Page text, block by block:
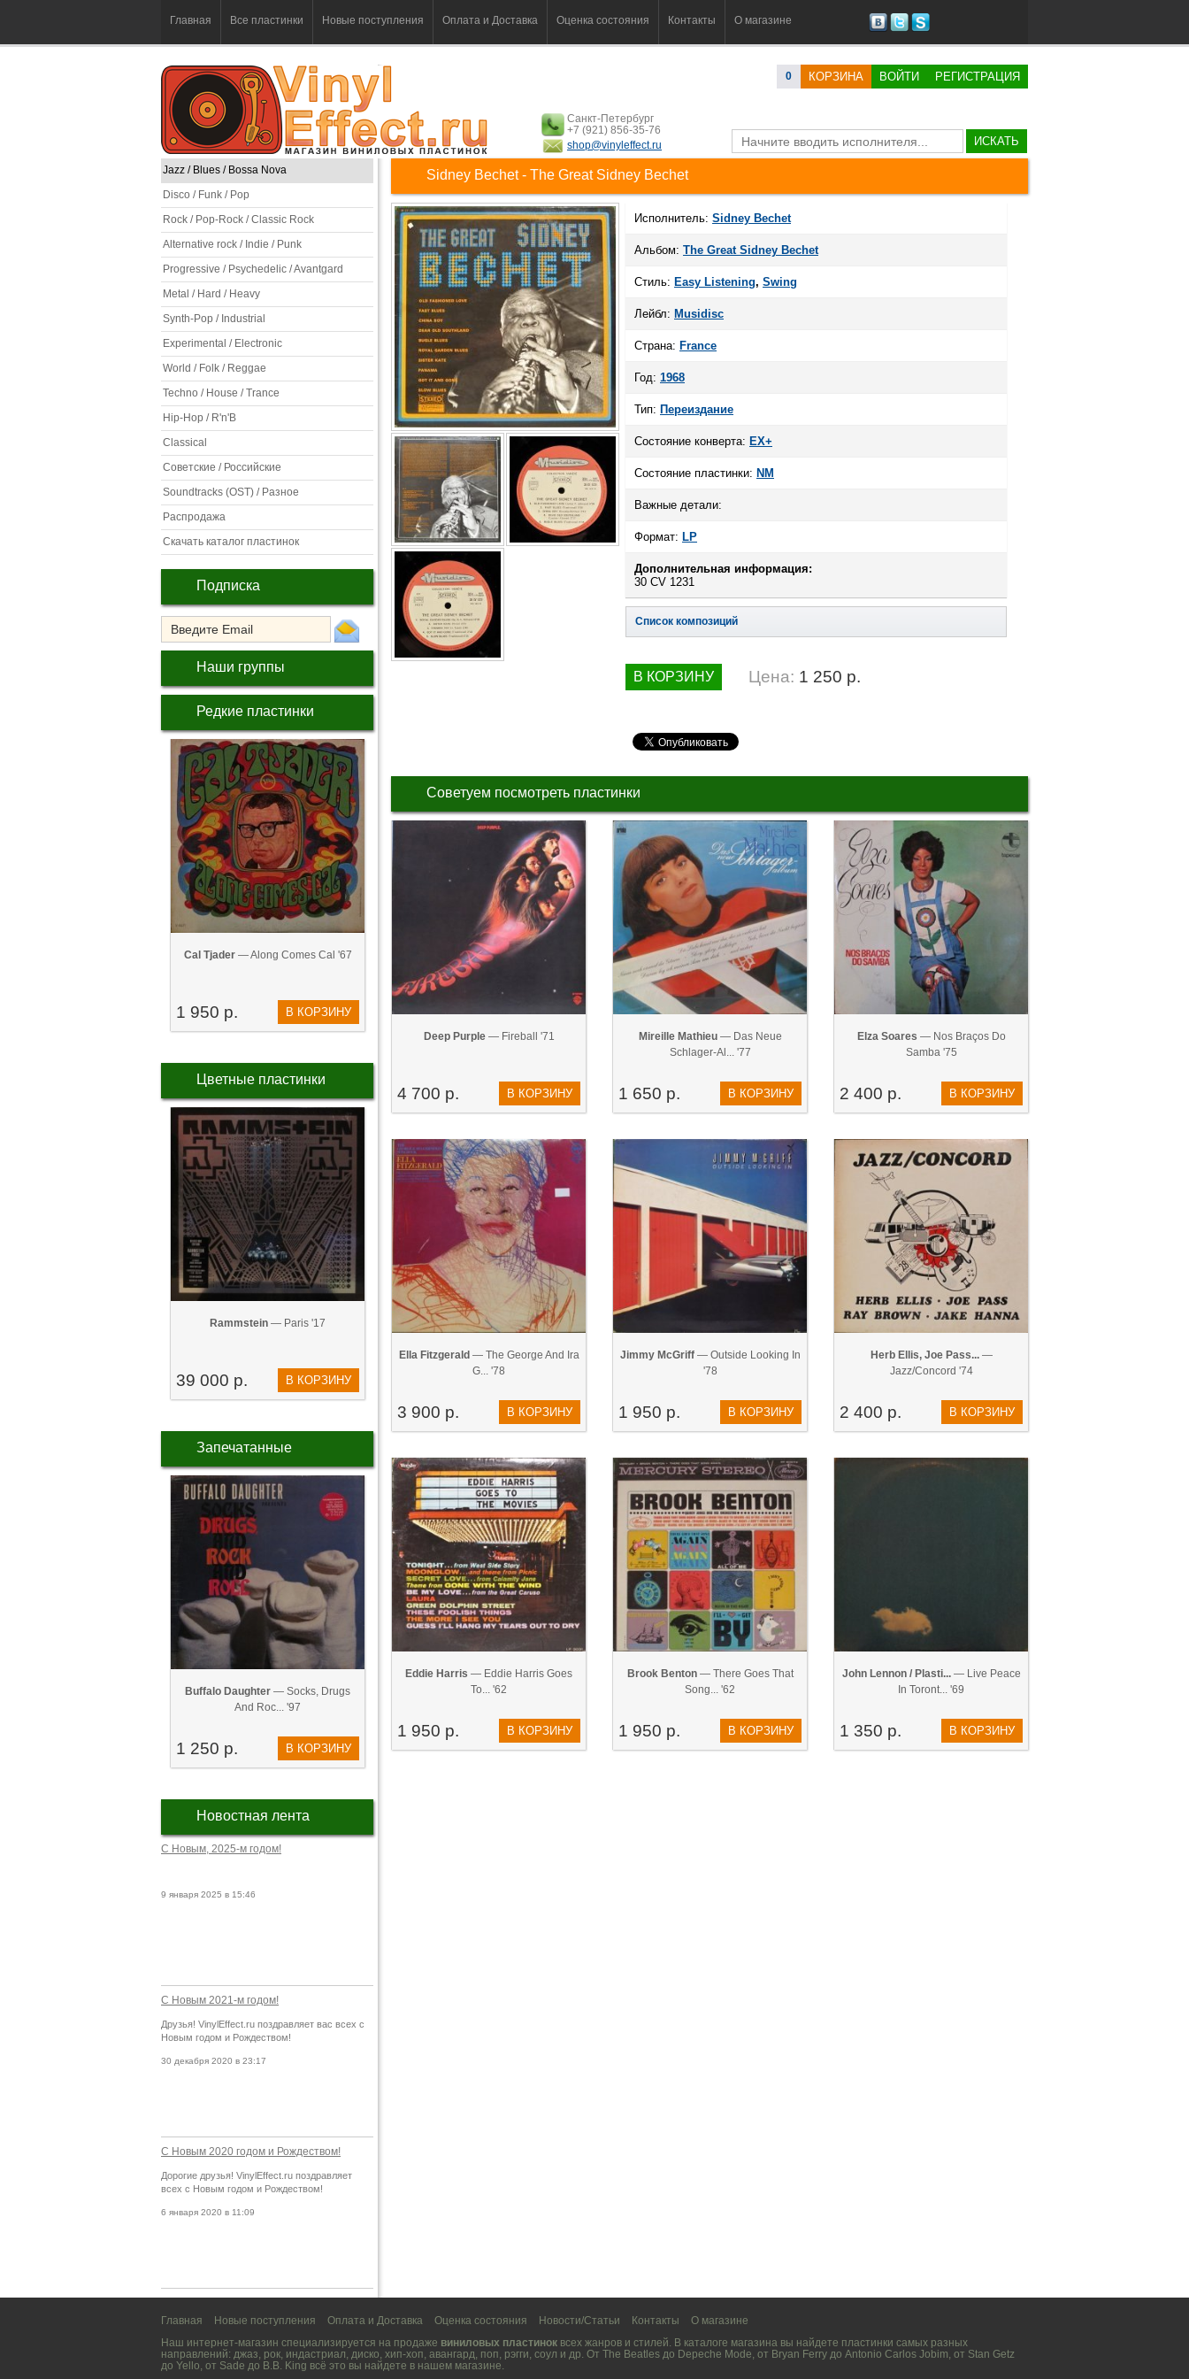
Главная Все пластинки Новые поступления Оплата и Доставка Оценка состояния Контакты О магазине
0 КОРЗИНА ВОЙТИ РЕГИСТРАЦИЯ
Санкт-Петербург
+7 (921) 856-35-76
shop@vinyleffect.ru
ИСКАТЬ
Jazz / Blues / Bossa Nova
Disco / Funk / Pop
Rock / Pop-Rock / Classic Rock
Alternative rock / Indie / Punk
Progressive / Psychedelic / Avantgard
Metal / Hard / Heavy
Synth-Pop / Industrial
Experimental / Electronic
World / Folk / Reggae
Techno / House / Trance
Hip-Hop / R'n'B
Classical
Советские / Российские
Soundtracks (OST) / Разное
Распродажа
Скачать каталог пластинок
Подписка
Наши группы
Редкие пластинки
Cal Tjader— Along Comes Cal '67
1 950 р. В КОРЗИНУ
Цветные пластинки
Rammstein — Paris '17
39 000 р. В КОРЗИНУ
Запечатанные
Buffalo Daughter — Socks, Drugs
And Roc... '97
1 250 р. В КОРЗИНУ
Новостная лента
С Новым, 2025-м годом!
9 января 2025 в 15:46
С Новым 2021-м годом!
Друзья! VinylEffect.ru поздравляет вас всех с
Новым годом и Рождеством!
30 декабря 2020 в 23:17
С Новым 2020 годом и Рождеством!
Дорогие друзья! VinylEffect.ru поздравляет
всех с Новым годом и Рождеством!
6 января 2020 в 11:09
Sidney Bechet - The Great Sidney Bechet
Исполнитель: Sidney Bechet
Альбом: The Great Sidney Bechet
Стиль: Easy Listening, Swing
Лейбл: Musidisc
Страна: France
Год: 1968
Тип: Переиздание
Состояние конверта: EX+
Состояние пластинки: NM
Важные детали:
Формат: LP
Дополнительная информация:
30 CV 1231
Список композиций
В КОРЗИНУ Цена: 1 250 р.
Советуем посмотреть пластинки
Deep Purple— Fireball '71
4 700 р. В КОРЗИНУ
Mireille Mathieu— Das Neue
Schlager-Al... '77
1 650 р. В КОРЗИНУ
Elza Soares — Nos Braços Do
Samba '75
2 400 р. В КОРЗИНУ
Ella Fitzgerald — The George And Ira
G... '78
3 900 р. В КОРЗИНУ
Jimmy McGriff— Outside Looking In
'78
1 950 р. В КОРЗИНУ
Herb Ellis, Joe Pass...—
Jazz/Concord '74
2 400 р. В КОРЗИНУ
Eddie Harris — Eddie Harris Goes
To... '62
1 950 р. В КОРЗИНУ
Brook Benton— There Goes That
Song... '62
1 950 р. В КОРЗИНУ
John Lennon / Plasti...— Live Peace
In Toront... '69
1 350 р. В КОРЗИНУ
Главная Новые поступления Оплата и Доставка Оценка состояния Новости/Статьи Контакты
О магазине
Наш интернет-магазин специализируется на продаже виниловых пластинок всех жанров и стилей. В каталоге магазина вы найдете пластинки самых разных
направлений: джаз, рок, индастриал, диско, хип-хоп, авангард, поп, рэгги, соул и др. От The Beatles до Depeche Mode, от Bryan Ferry до Antonio Carlos Jobim, от Stan Getz
до Yello, от Sade до B.B. King всё это вы найдете в нашем магазине.